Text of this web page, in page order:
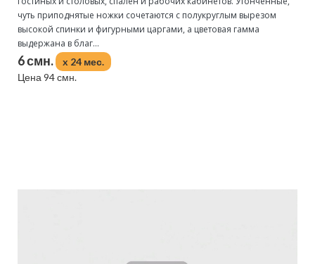
чуть приподнятые ножки сочетаются с полукруглым вырезом
высокой спинки и фигурными царгами, а цветовая гамма
выдержана в благ...
6 смн.
x 24 мес.
Цена 94 смн.